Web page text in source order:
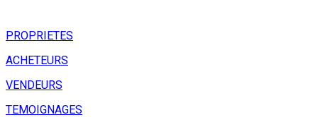
PROPRIETES
ACHETEURS
VENDEURS
TEMOIGNAGES